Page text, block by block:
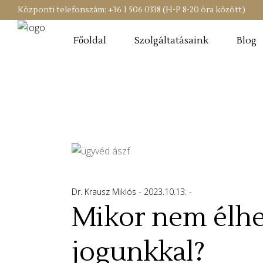
Központi telefonszám: +36 1 506 0338 (H-P 8-20 óra között)
Főoldal Szolgáltatásaink Blog
Dr. Krausz Miklós 2023.10.13.
Mikor nem
jogunkkal?